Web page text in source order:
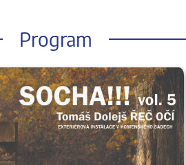
Program